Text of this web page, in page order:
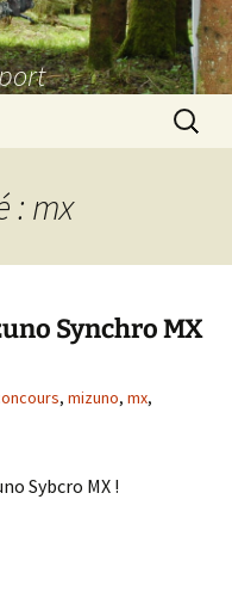
: mx
Synchro MX
, mizuno, mx,
Sybcro MX !